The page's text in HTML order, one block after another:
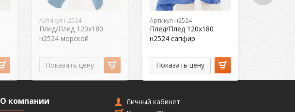
Артикул н2524
Плед/Плед 120х180
н2524 морской
Показать цену
Артикул н2524
Плед/Плед 120х180
н2524 сапфир
Показать цену
О компании
Личный кабинет